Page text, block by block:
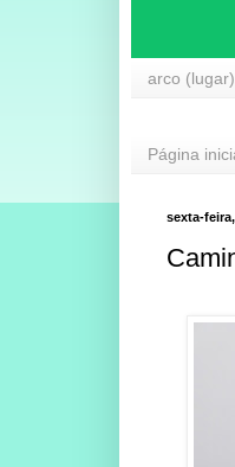
arco (lugar)
Página
sexta-